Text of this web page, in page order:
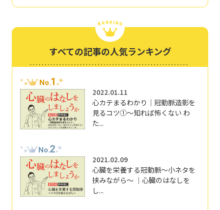
すべての記事の人気ランキング
No.1
2022.01.11
心カテまるわかり｜冠動脈造影を
見るコツ①～知れば怖くない わ
た...
No.2
2021.02.09
心臓を栄養する冠動脈～小ネタを
挟みながら～ ｜心臓のはなしを
し...